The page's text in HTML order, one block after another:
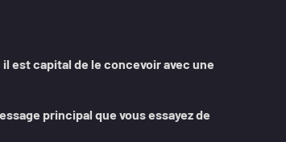
il est capital de le concevoir avec une
principal que vous essayez de